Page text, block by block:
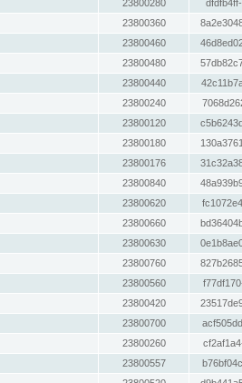
23800280
23800360
23800460
23800480
23800440
23800240
23800120
23800180
23800176
23800840
23800620
23800660
23800630
23800760
23800560
23800420
23800700
23800260
23800557